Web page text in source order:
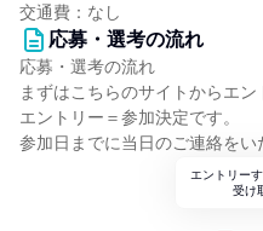
交通費：なし
応募・選考の流れ
応募・選考の流れ
まずはこちらのサイトからエン
エントリー＝参加決定です。
参加日までに当日のご連絡をい
エントリー
受け